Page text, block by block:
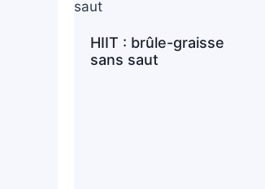
HIIT : brûle-graisse
sans saut